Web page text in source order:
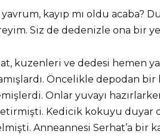
yavrum, kayıp mı oldu acaba?
Siz de dedenizle ona bir
kuzenleri ve dedesi hemen
Öncelikle depodan
Onlar yuvayı
Kedicik kokuyu duyar
Anneannesi Serhat’a bir